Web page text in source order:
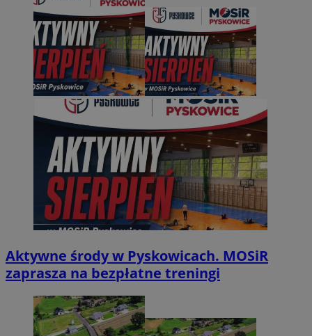
Aktywne środy w Pyskowicach. MOSiR
zaprasza na bezpłatne treningi